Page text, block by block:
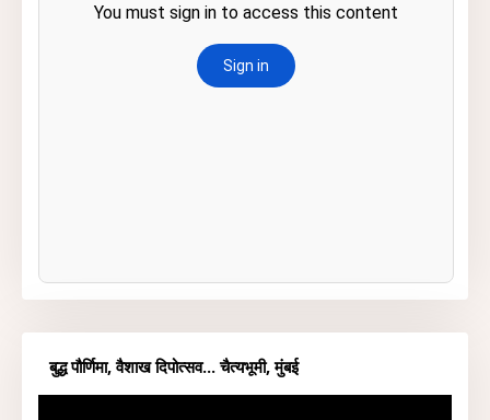
बुद्ध पौर्णिमा, वैशाख दिपोत्सव... चैत्यभूमी, मुंबई